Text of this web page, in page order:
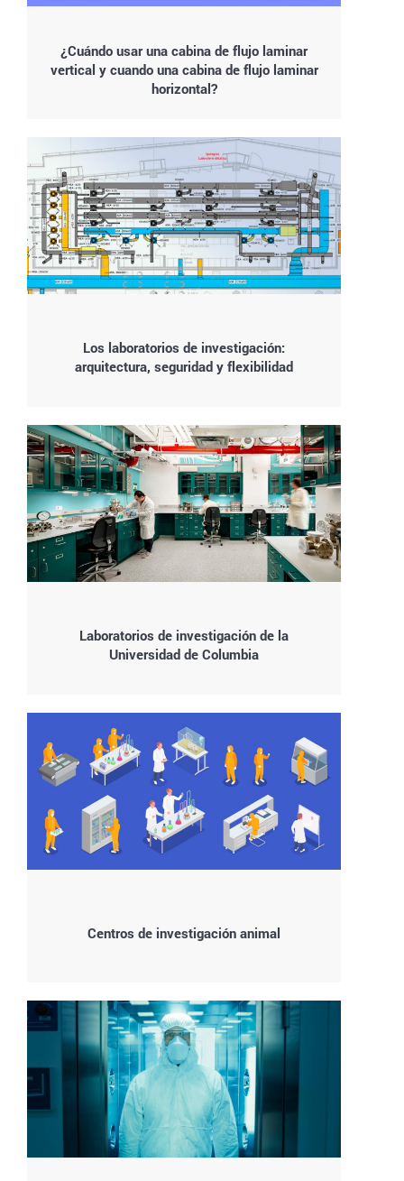
¿Cuándo usar una cabina de flujo laminar
vertical y cuando una cabina de flujo laminar
horizontal?
Los laboratorios de investigación:
arquitectura, seguridad y flexibilidad
Laboratorios de investigación de la
Universidad de Columbia
Centros de investigación animal